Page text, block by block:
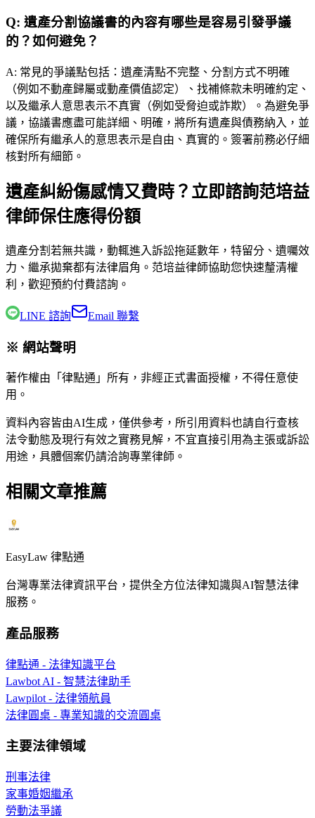
Q: 遺產分割協議書的內容有哪些是容易引發爭議
的？如何避免？
A: 常見的爭議點包括：遺產清點不完整、分割方式不明確
（例如不動產歸屬或動產價值認定）、找補條款未明確約定、
以及繼承人意思表示不真實（例如受脅迫或詐欺）。為避免爭
議，協議書應盡可能詳細、明確，將所有遺產與債務納入，並
確保所有繼承人的意思表示是自由、真實的。簽署前務必仔細
核對所有細節。
遺產糾紛傷感情又費時？立即諮詢范培益
律師保住應得份額
遺產分割若無共識，動輒進入訴訟拖延數年，特留分、遺囑效
力、繼承拋棄都有法律眉角。 范培益律師協助您快速釐清權
利，歡迎預約付費諮詢。
LINE 諮詢 Email 聯繫
※ 網站聲明
著作權由「律點通」所有，非經正式書面授權，不得任意使
用。
資料內容皆由AI生成，僅供參考，所引用資料也請自行查核
法令動態及現行有效之實務見解，不宜直接引用為主張或訴訟
用途，具體個案仍請洽詢專業律師。
相關文章推薦
EasyLaw 律點通
台灣專業法律資訊平台，提供全方位法律知識與AI智慧法律
服務。
產品服務
律點通 - 法律知識平台
Lawbot AI - 智慧法律助手
Lawpilot - 法律領航員
法律圓桌 - 專業知識的交流圓桌
主要法律領域
刑事法律
家事婚姻繼承
勞動法爭議